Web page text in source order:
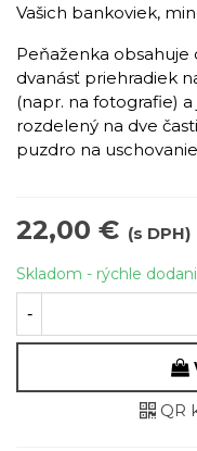
Vašich bankoviek,
Peňaženka obsahuje
dvanásť priehradiek
(napr. na fotografie)
rozdelený na dve
puzdro na
22,00 € (s DPH)
Skladom - rýchle
-
QR